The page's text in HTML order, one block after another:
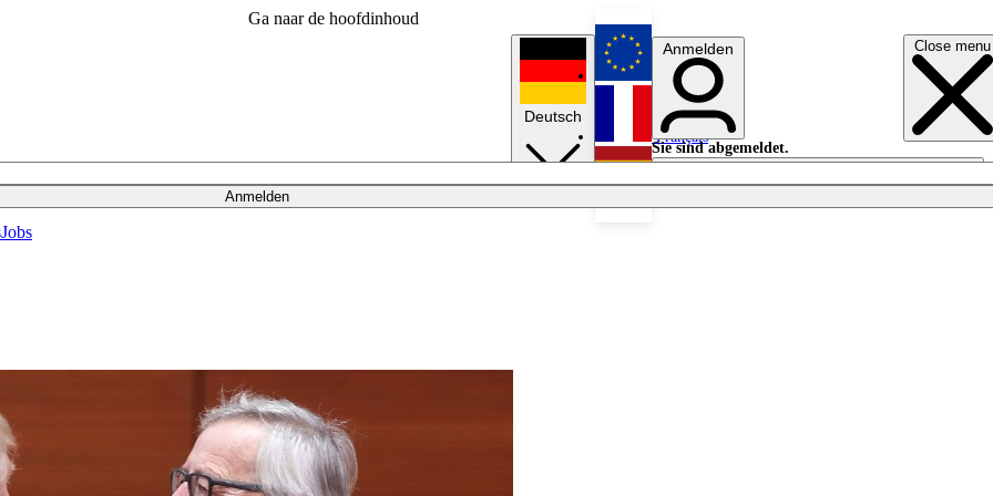
Ga naar de hoofdinhoud
Close menu
Anmelden
Jobs
Deutsch
English
Français
Anmelden
Sie sind abgemeldet.
Anmelden
Licht aus